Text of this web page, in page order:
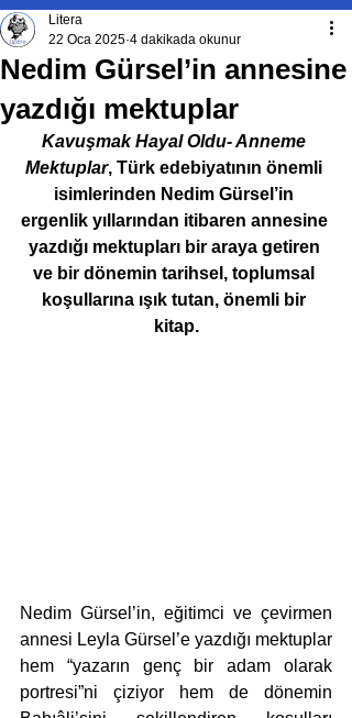
Nedim Gürsel’in annesine
yazdığı mektuplar
Litera
22 Oca 2025 4 dakikada okunur
Kavuşmak Hayal Oldu- Anneme
Mektuplar, Türk edebiyatının önemli
isimlerinden Nedim Gürsel’in
ergenlik yıllarından itibaren annesine
yazdığı mektupları bir araya getiren
ve bir dönemin tarihsel, toplumsal
koşullarına ışık tutan, önemli bir
kitap.
Nedim Gürsel’in, eğitimci ve çevirmen
annesi Leyla Gürsel’e yazdığı mektuplar
hem “yazarın genç bir adam olarak
portresi”ni çiziyor hem de dönemin